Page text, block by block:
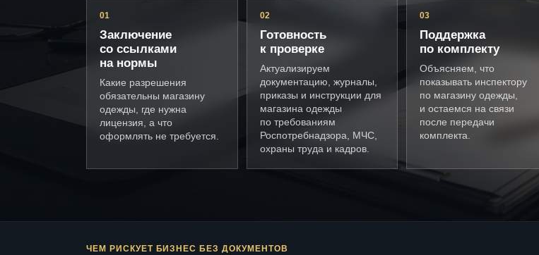
01
Заключение
со ссылками
на нормы
Какие разрешения
обязательны магазину
одежды, где нужна
лицензия, а что
оформлять не требуется.
02
Готовность
к проверке
Актуализируем
документацию, журналы,
приказы и инструкции для
магазина одежды
по требованиям
Роспотребнадзора, МЧС,
охраны труда и кадров.
03
Поддержка
по комплекту
Объясняем, что
показывать инспектору
по магазину одежды,
и остаемся на связи
после передачи
комплекта.
ЧЕМ РИСКУЕТ БИЗНЕС БЕЗ ДОКУМЕНТОВ